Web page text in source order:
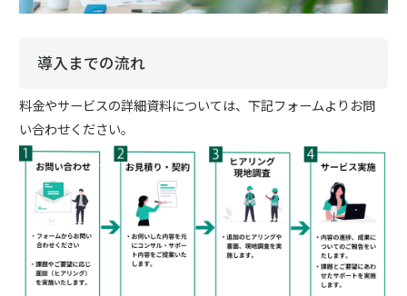
導入までの流れ
料金やサービスの詳細資料については、下記フォームよりお問
い合わせください。